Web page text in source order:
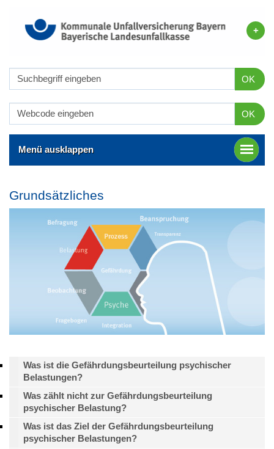
OK
OK
Menü ausklappen
Grundsätzliches
Was ist die Gefährdungsbeurteilung psychischer
Belastungen?
Was zählt nicht zur Gefährdungsbeurteilung
psychischer Belastung?
Was ist das Ziel der Gefährdungsbeurteilung
psychischer Belastungen?